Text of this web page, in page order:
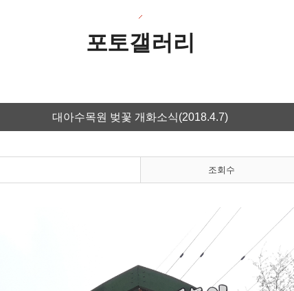
포토갤러리
대아수목원 벚꽃 개화소식(2018.4.7)
조회수